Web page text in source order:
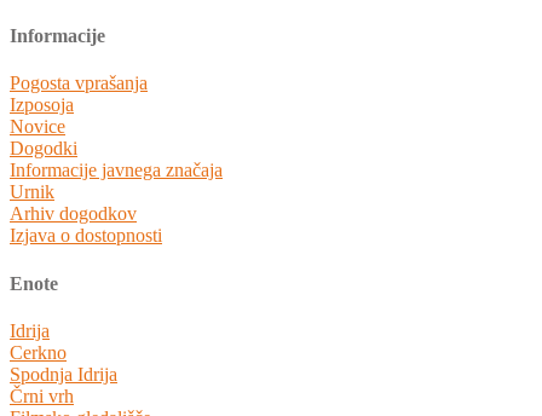
Informacije
Pogosta vprašanja
Izposoja
Novice
Dogodki
Informacije javnega značaja
Urnik
Arhiv dogodkov
Izjava o dostopnosti
Enote
Idrija
Cerkno
Spodnja Idrija
Črni vrh